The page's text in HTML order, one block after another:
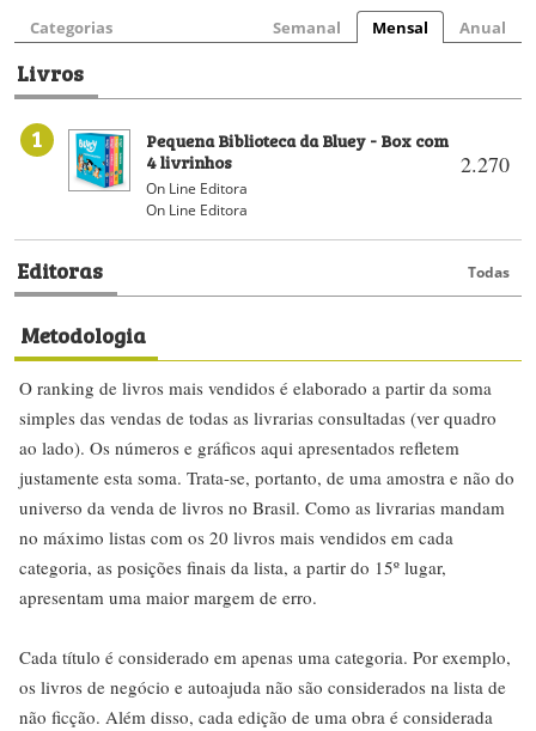
Categorias Semanal Mensal Anual
Livros
1
2.270
Pequena Biblioteca da Bluey - Box com
4 livrinhos
On Line Editora
On Line Editora
Editoras Todas
Metodologia
O ranking de livros mais vendidos é elaborado a partir da soma
simples das vendas de todas as livrarias consultadas (ver quadro
ao lado). Os números e gráficos aqui apresentados refletem
justamente esta soma. Trata-se, portanto, de uma amostra e não do
universo da venda de livros no Brasil. Como as livrarias mandam
no máximo listas com os 20 livros mais vendidos em cada
categoria, as posições finais da lista, a partir do 15º lugar,
apresentam uma maior margem de erro.
Cada título é considerado em apenas uma categoria. Por exemplo,
os livros de negócio e autoajuda não são considerados na lista de
não ficção. Além disso, cada edição de uma obra é considerada